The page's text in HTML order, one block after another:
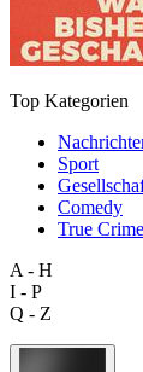
Top Kategorien
Sport
Comedy
True Crime
A - H
I - P
Q - Z